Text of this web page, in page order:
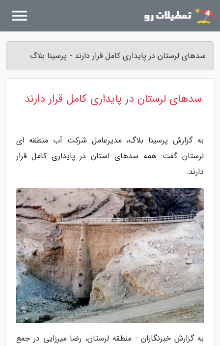
سدهای لرستان در پایداری کامل قرار دارند - پرسینا بلاگ
سدهای لرستان در پایداری کامل قرار دارند
به گزارش پرسینا بلاگ، مدیرعامل شرکت آب منطقه ای
لرستان گفت: همه سدهای استان در پایداری کامل قرار
دارند.
به گزارش خبرنگاران - منطقه لرستان، رضا میرزایی در جمع